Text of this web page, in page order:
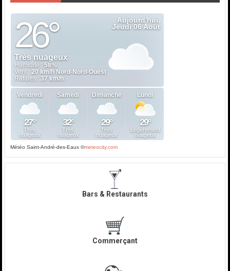
Météo Saint-André-des-Eaux©meteocity.com
Bars & Restaurants
Commerçant